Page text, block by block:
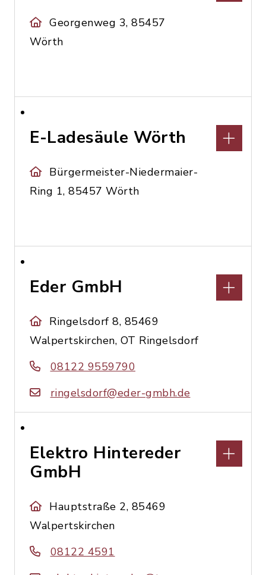
Georgenweg 3, 85457
Wörth
E-Ladesäule Wörth
Bürgermeister-Niedermaier-
Ring 1, 85457 Wörth
Eder GmbH
Ringelsdorf 8, 85469
Walpertskirchen, OT Ringelsdorf
08122 9559790
ringelsdorf@eder-gmbh.de
Elektro Hintereder
GmbH
Hauptstraße 2, 85469
Walpertskirchen
08122 4591